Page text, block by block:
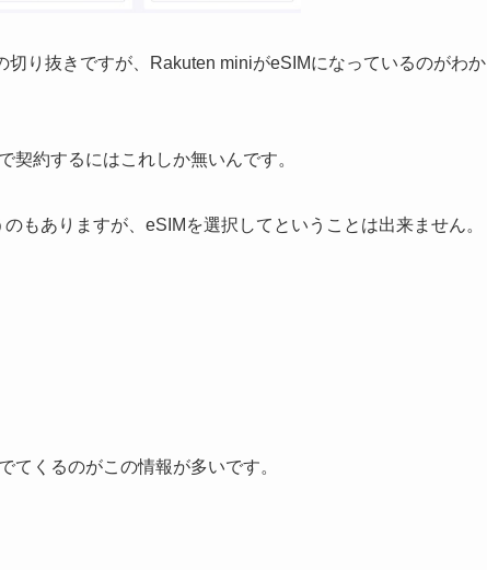
切り抜きですが、Rakuten miniがeSIMになっているのがわか
契約するにはこれしか無いんです。
もありますが、eSIMを選択してということは出来ません。
てくるのがこの情報が多いです。